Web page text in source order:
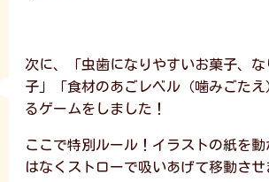
次に、「虫歯になりやすいお菓子、
子」「食材のあごレベル（噛みごたえ
るゲームをしました！
ここで特別ルール！イラストの紙を
はなくストローで吸いあげて移動させ